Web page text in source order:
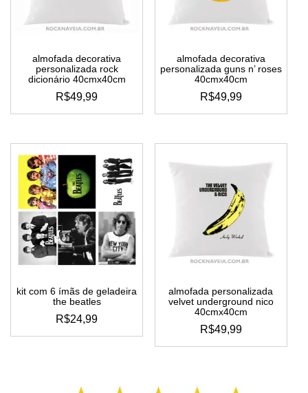
almofada decorativa
personalizada rock
dicionário 40cmx40cm
R$49,99
almofada decorativa
personalizada guns n’ roses
40cmx40cm
R$49,99
kit com 6 ímãs de geladeira
the beatles
R$24,99
almofada personalizada
velvet underground nico
40cmx40cm
R$49,99